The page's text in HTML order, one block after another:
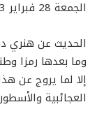
الجمعة 28 فبراير 1933.
الحديث عن هنري
وما بعدها رمزا
إلا لما يروج عن
العجائبية